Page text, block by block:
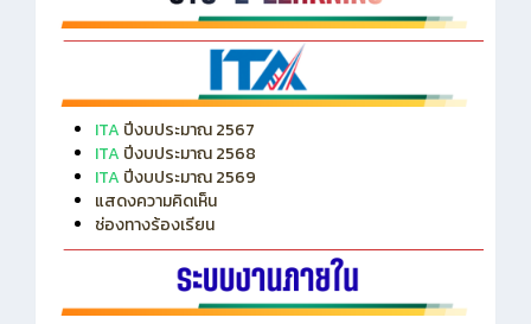
ITA ปีงบประมาณ 2567
ITA ปีงบประมาณ 2568
ITA ปีงบประมาณ 2569
แสดงความคิดเห็น
ช่องทางร้องเรียน